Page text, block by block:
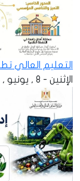
التعليم
الإثنين - 8 , يونيو , 2026